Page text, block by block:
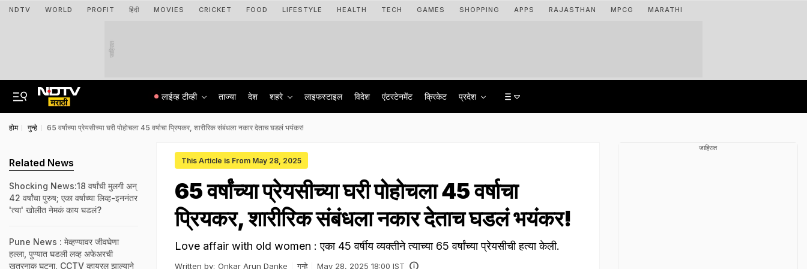
NDTV WORLD PROFIT हिंदी MOVIES CRICKET FOOD LIFESTYLE HEALTH TECH GAMES SHOPPING APPS RAJASTHAN MPCG MARATHI
जाहिरात
लाईव्ह टीव्ही ताज्या देश शहरे लाइफस्टाइल विदेश एंटरटेनमेंट क्रिकेट प्रदेश
होम गुन्हे 65 वर्षांच्या प्रेयसीच्या घरी पोहोचला 45 वर्षाचा प्रियकर, शारीरिक संबंधला नकार देताच घडलं भयंकर!
This Article is From May 28, 2025
65 वर्षांच्या प्रेयसीच्या घरी पोहोचला 45 वर्षाचा
प्रियकर, शारीरिक संबंधला नकार देताच घडलं भयंकर!
Love affair with old women : एका 45 वर्षीय व्यक्तीने त्याच्या 65 वर्षांच्या प्रेयसीची हत्या केली.
Written by: Onkar Arun Danke गुन्हे May 28, 2025 18:00 IST
Related News
Shocking News:18 वर्षांची मुलगी अन्
42 वर्षांचा पुरुष; एका वर्षाच्या लिव्ह-इननंतर
'त्या' खोलीत नेमकं काय घडलं?
Pune News : मेव्हण्यावर जीवघेणा
हल्ला, पुण्यात घडली लव्ह अफेअरची
खतरनाक घटना, CCTV व्हायरल झाल्याने
जाहिरात